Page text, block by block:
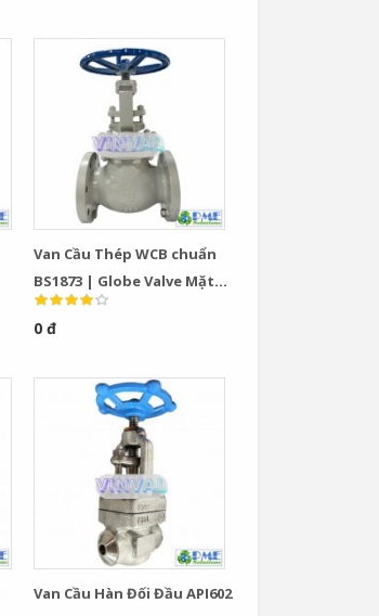
Van Cầu Thép WCB chuẩn
BS1873 | Globe Valve Mặt
Bích Class 150–600 Chính
Hãng VINVAL
0 đ
Van Cầu Hàn Đối Đầu API602